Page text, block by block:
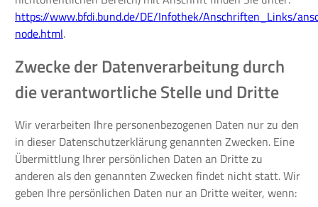
https://www.bfdi.bund.de/DE/Infothek/Anschriften_Links/
node.html.
Zwecke der Datenverarbeitung durch
die verantwortliche Stelle und Dritte
Wir verarbeiten Ihre personenbezogenen Daten nur zu den
in dieser Datenschutzerklärung genannten Zwecken. Eine
Übermittlung Ihrer persönlichen Daten an Dritte zu
anderen als den genannten Zwecken findet nicht statt. Wir
geben Ihre persönlichen Daten nur an Dritte weiter, wenn: